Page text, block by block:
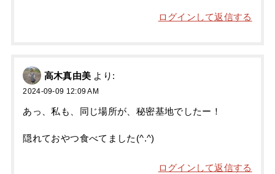
ログインして返信する
高木真由美 より:
2024-09-09 12:09 AM
あっ、私も、同じ場所が、秘密基地でしたー！
隠れておやつ食べてました(^.^)
ログインして返信する